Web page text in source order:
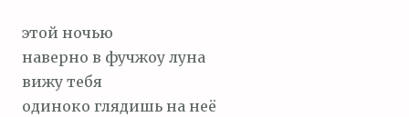
этой ночью
наверно в фучжоу луна
вижу тебя
одиноко глядишь на неё